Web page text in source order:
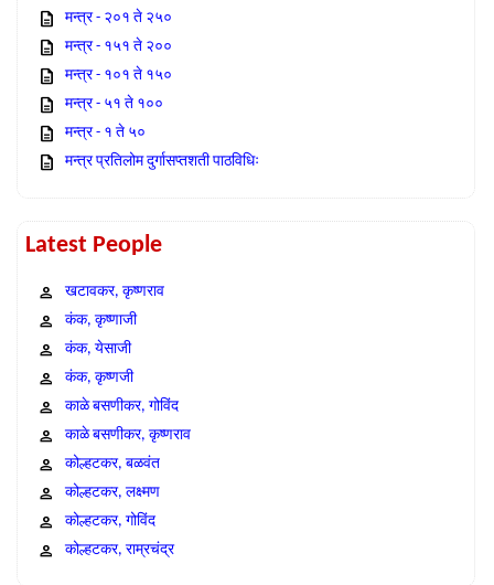
मन्त्र - २०१ ते २५०
मन्त्र - १५१ ते २००
मन्त्र - १०१ ते १५०
मन्त्र - ५१ ते १००
मन्त्र - १ ते ५०
मन्त्र प्रतिलोम दुर्गासप्तशती पाठविधिः
Latest People
खटावकर, कृष्णराव
कंक, कृष्णाजी
कंक, येसाजी
कंक, कृष्णजी
काळे बसणीकर, गोविंद
काळे बसणीकर, कृष्णराव
कोल्हटकर, बळवंत
कोल्हटकर, लक्ष्मण
कोल्हटकर, गोविंद
कोल्हटकर, राम्रचंद्र